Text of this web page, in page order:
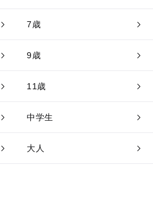
7歳
9歳
11歳
中学生
大人